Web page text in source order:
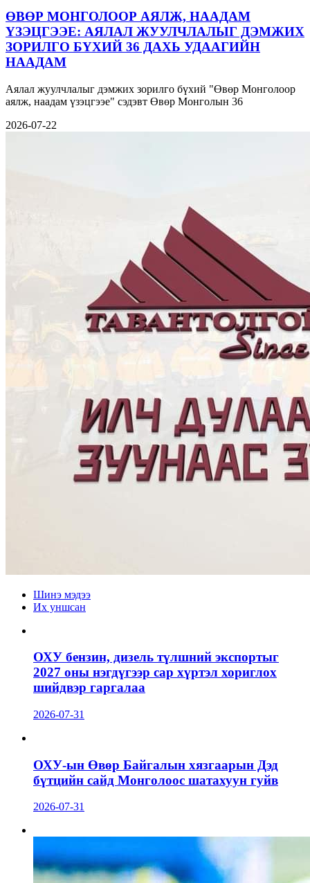
ӨВӨР МОНГОЛООР АЯЛЖ, НААДАМ
ҮЗЭЦГЭЭЕ: АЯЛАЛ ЖУУЛЧЛАЛЫГ ДЭМЖИХ
ЗОРИЛГО БҮХИЙ 36 ДАХЬ УДААГИЙН
НААДАМ
Аялал жуулчлалыг дэмжих зорилго бүхий "Өвөр Монголоор
аялж, наадам үзэцгээе" сэдэвт Өвөр Монголын 36
2026-07-22
Шинэ мэдээ
Их уншсан
ОХУ бензин, дизель түлшний экспортыг
2027 оны нэгдүгээр сар хүртэл хориглох
шийдвэр гаргалаа
2026-07-31
ОХУ-ын Өвөр Байгалын хязгаарын Дэд
бүтцийн сайд Монголоос шатахуун гуйв
2026-07-31